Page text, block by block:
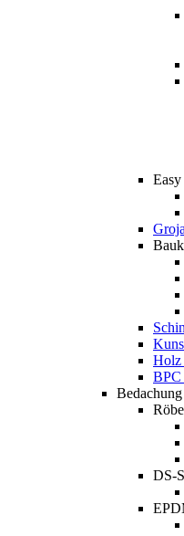
Holz
BPC
Bedachung
DS-